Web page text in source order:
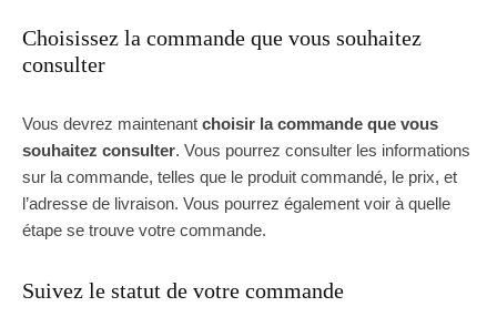
Choisissez la commande que vous souhaitez
consulter
Vous devrez maintenant choisir la commande que vous
souhaitez consulter. Vous pourrez consulter les informations
sur la commande, telles que le produit commandé, le prix, et
l’adresse de livraison. Vous pourrez également voir à quelle
étape se trouve votre commande.
Suivez le statut de votre commande